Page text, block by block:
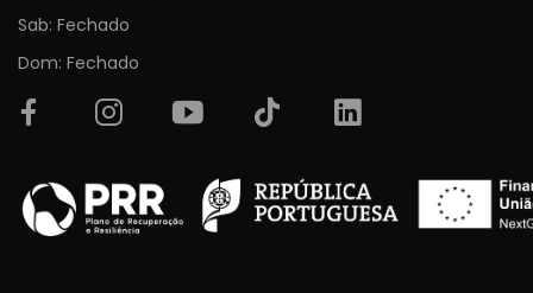
Sab: Fechado
Dom: Fechado